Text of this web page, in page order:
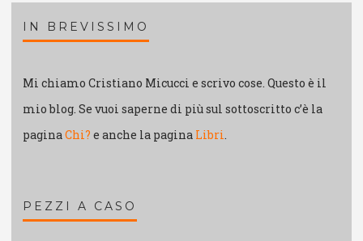
IN BREVISSIMO
Mi chiamo Cristiano Micucci e scrivo cose. Questo è il
mio blog. Se vuoi saperne di più sul sottoscritto c’è la
pagina Chi? e anche la pagina Libri
PEZZI A CASO